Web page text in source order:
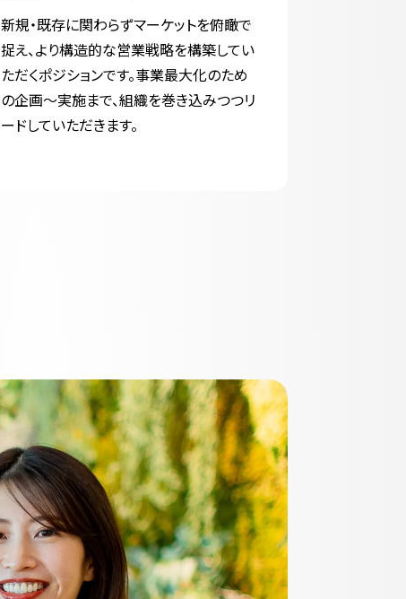
新規・既存に関わらずマーケットを俯瞰で
捉え、より構造的な営業戦略を構築してい
ただくポジションです。事業最大化のため
の企画～実施まで、組織を巻き込みつつリ
ードしていただきます。